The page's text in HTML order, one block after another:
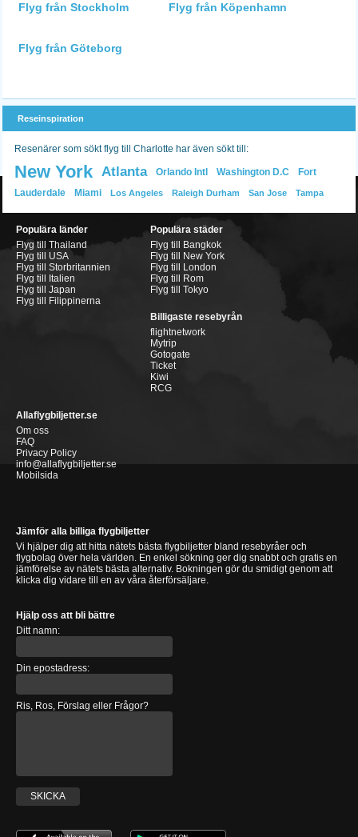
Flyg från Stockholm Flyg från Köpenhamn
Flyg från Göteborg
Reseinspiration
Resenärer som sökt flyg till Charlotte har även sökt till:
New York Atlanta Orlando Intl Washington D.C
Fort
Lauderdale
Miami Los Angeles Raleigh Durham San Jose Tampa
Populära länder
Flyg till Thailand
Flyg till USA
Flyg till Storbritannien
Flyg till Italien
Flyg till Japan
Flyg till Filippinerna
Populära städer
Flyg till Bangkok
Flyg till New York
Flyg till London
Flyg till Rom
Flyg till Tokyo
Billigaste resebyrån
flightnetwork
Mytrip
Gotogate
Ticket
Kiwi
RCG
Allaflygbiljetter.se
Om oss
FAQ
Privacy Policy
info@allaflygbiljetter.se
Mobilsida
Jämför alla billiga flygbiljetter
Vi hjälper dig att hitta nätets bästa flygbiljetter bland resebyråer och
flygbolag över hela världen. En enkel sökning ger dig snabbt och gratis en
jämförelse av nätets bästa alternativ. Bokningen gör du smidigt genom att
klicka dig vidare till en av våra återförsäljare.
Hjälp oss att bli bättre
Ditt namn:
Din epostadress:
Ris, Ros, Förslag eller Frågor?
SKICKA